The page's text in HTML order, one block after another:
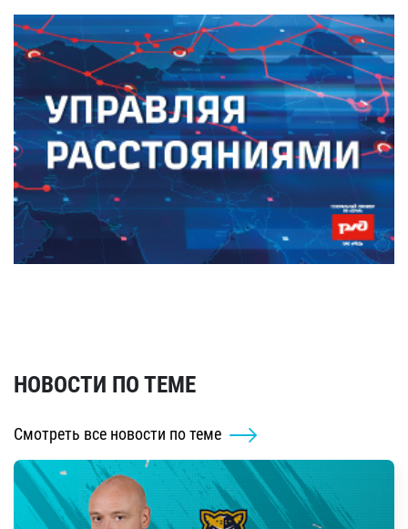
НОВОСТИ ПО ТЕМЕ
Смотреть все новости по теме